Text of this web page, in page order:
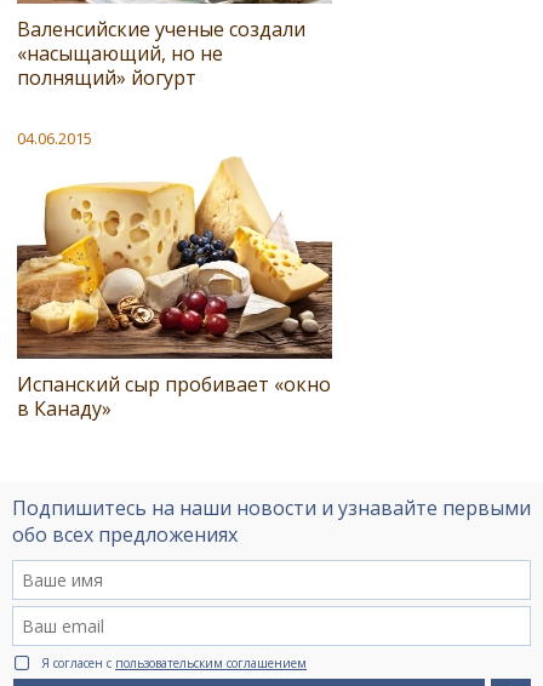
Валенсийские ученые создали
«насыщающий, но не
полнящий» йогурт
04.06.2015
Испанский сыр пробивает «окно
в Канаду»
Подпишитесь на наши новости и узнавайте первыми
обо всех предложениях
Я согласен с пользовательским соглашением